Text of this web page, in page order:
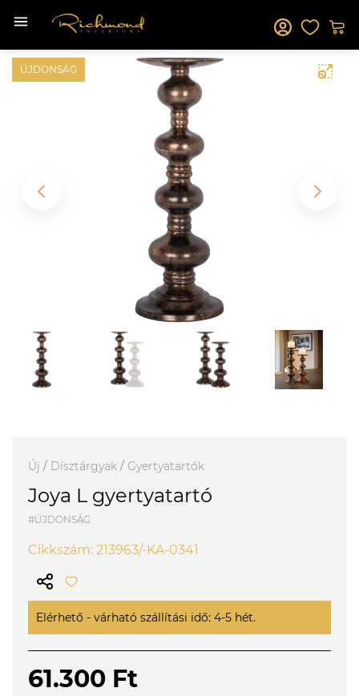
ÚJDONSÁG
Új / Dísztárgyak / Gyertyatartók
Joya L gyertyatartó
#ÚJDONSÁG
Cikkszám: 213963/-KA-0341
Elérhető - várható szállítási idő: 4-5 hét.
61.300 Ft